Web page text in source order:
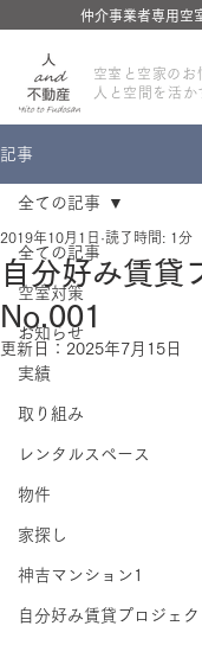
仲介事業者専用空
空室と空家のお
人と空間を活か
記事
全ての記事
空室対策
お知らせ
実績
取り組み
レンタルスペース
物件
家探し
神吉マンション1
自分好み賃貸プロジェク
全ての記事
自分好み賃貸
No.001
2019年10月1日 読了時間: 1分
更新日： 2025年7月15日